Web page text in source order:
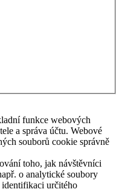
funkce webových
a správa účtu. Webové
souborů cookie správně
toho, jak návštěvníci
o analytické soubory
určitého